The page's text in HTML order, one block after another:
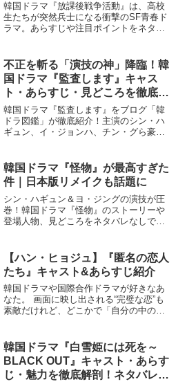
韓国ドラマ『放課後戦争活動』は、高校
生たちが突然兵士になる衝撃のSF青春ド
ラマ。あらすじや注目ポイントをネタバ
不正を斬る「演技の神」降臨！韓
国ドラマ『監査します』キャス
ト・あらすじ・見どころを徹底解
剖！
韓国ドラマ『監査します』をブログ「韓
ドラ図鑑」が徹底紹介！主演のシン・ハ
ギュン、イ・ジョンハ、チン・グら豪華
まで詳しく解説します。スカッとしたい
大人の女性必見のオフィス捜査劇の魅力
を今すぐチェック！
韓国ドラマ『怪物』が最高すぎた
件｜日本版リメイクも話題に
シン・ハギュン＆ヨ・ジングの演技が圧
巻！韓国ドラマ『怪物』のストーリーや
登場人物、見どころをネタバレなしで熱
【ハン・ヒョジュ】『匿名の恋人
たち』キャスト&あらすじ紹介
韓国ドラマや国際合作ドラマが好きなあ
なた。 画面に映し出される“完璧な恋”も
素敵だけれど、どこかで「自分の中のモ
れられると落ち着かない」――そんな自
分の“弱さ”を隠しな...
韓国ドラマ『白雪姫には死を～
BLACK OUT』キャスト・あらす
じ・魅力を徹底解剖！ネタバレ含